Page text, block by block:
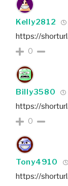
Kelly2812
https://
0
Billy3580
https://
0
Tony4910
https://